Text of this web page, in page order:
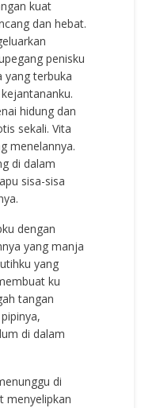
kuat
dan hebat.
penisku
yang terbuka
hidung dan
sekali. Vita
menelannya.
di dalam
sisa-sisa
dengan
yang manja
yang
ku
tangan
di dalam
di
menyelipkan